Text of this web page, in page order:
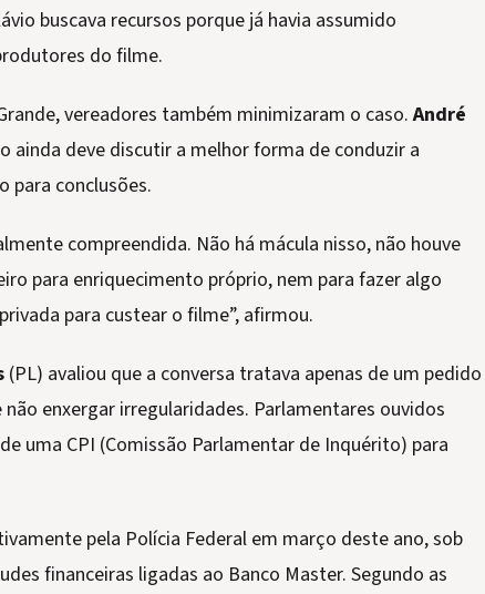
buscava recursos porque já havia assumido
do filme.
vereadores também minimizaram o caso.André
ainda deve discutir a melhor forma de conduzir a
para conclusões.
compreendida. Não há mácula nisso, não houve
para enriquecimento próprio, nem para fazer algo
para custear o filme”, afirmou.
(PL) avaliou que a conversa tratava apenas de um pedido
enxergar irregularidades. Parlamentares ouvidos
uma CPI (Comissão Parlamentar de Inquérito) para
pela Polícia Federal em março deste ano, sob
financeiras ligadas ao Banco Master. Segundo as